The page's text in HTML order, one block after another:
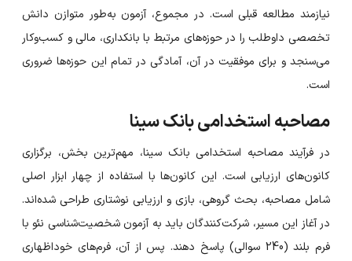
نیازمند مطالعه قبلی است. در مجموع، آزمون به‌طور متوازن دانش
تخصصی داوطلب را در حوزه‌های مرتبط با بانکداری، مالی و کسب‌وکار
می‌سنجد و برای موفقیت در آن، آمادگی در تمام این حوزه‌ها ضروری
است.
مصاحبه استخدامی بانک سینا
در فرآیند مصاحبه استخدامی بانک سینا، مهم‌ترین بخش، برگزاری
کانون‌های ارزیابی است. این کانون‌ها با استفاده از چهار ابزار اصلی
شامل مصاحبه، بحث گروهی، بازی و ارزیابی نوشتاری طراحی شده‌اند.
در آغاز این مسیر، شرکت‌کنندگان باید به آزمون شخصیت‌شناسی نئو با
فرم بلند (240 سوالی) پاسخ دهند. پس از آن، فرم‌های خوداظهاری